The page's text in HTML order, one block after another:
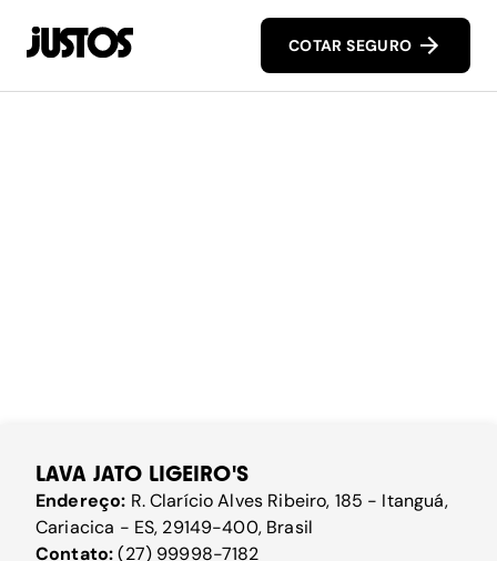
COTAR SEGURO
LAVA JATO LIGEIRO'S
Endereço: R. Clarício Alves Ribeiro, 185 - Itanguá,
Cariacica - ES, 29149-400, Brasil
Contato:(27) 99998-7182